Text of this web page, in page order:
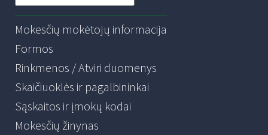
Mokesčių mokėtojų informacija
Formos
Rinkmenos / Atviri duomenys
Skaičiuoklės ir pagalbininkai
Sąskaitos ir įmokų kodai
Mokesčių žinynas